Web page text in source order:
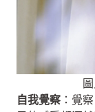
自我覺察 ：覺